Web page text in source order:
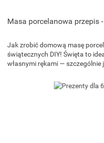
Art
Jak zrobić domową masę
świątecznych DIY! Święta to
własnymi rękami — szczególnie